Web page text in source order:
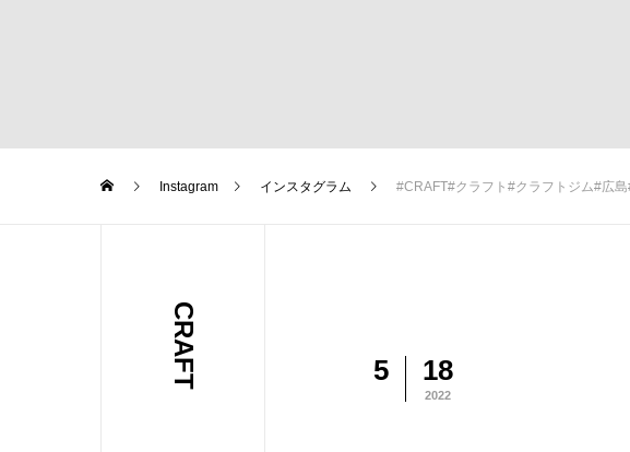
Instagram インスタグラム #CRAFT#クラフト#クラフトジム#広島#広島駅#広島駅近#ひろしま#
CRAFT 5 18
2022